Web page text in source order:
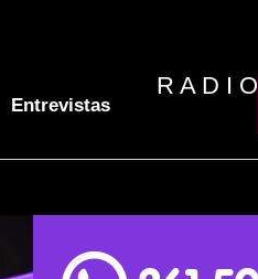
Entrevistas
R A D I O